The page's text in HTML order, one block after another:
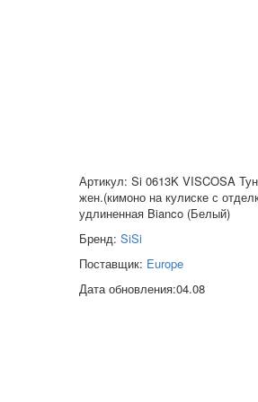
Артикул: Si 0613K VISCOSA
жен.(кимоно на кулиске с
удлиненная Bianco (Белый)
Бренд: SiSi
Поставщик: Europe
Дата обновления:04.08